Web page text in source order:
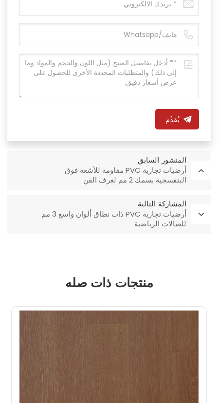
يُقدِّم
المنشور السابق
أرضيات تجارية PVC مقاومة للأشعة فوق
البنفسجية بسمك 2 مم لغرف الفن
المشاركة التالية
أرضيات تجارية PVC ذات نطاق ألوان واسع 3 مم
للصالات الرياضية
منتجات ذات صله